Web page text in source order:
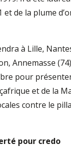
et de la plume
à Lille,
Annemasse
pour
et de la
contre le
pour credo